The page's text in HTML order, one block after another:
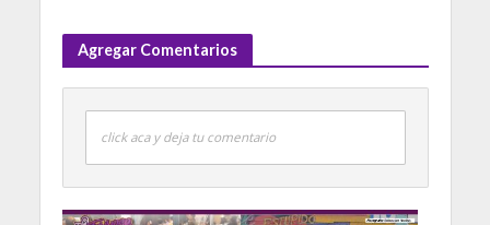
Agregar Comentarios
click aca y deja tu comentario